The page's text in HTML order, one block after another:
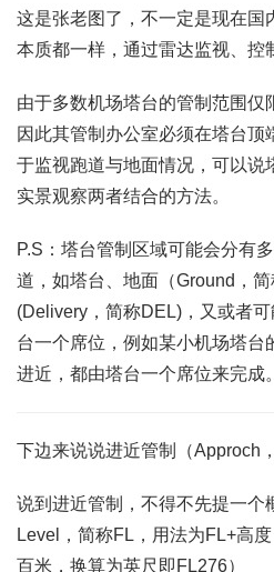
这是张老图了，不一定是现在国
本质都一样，通过雷达监视、控
由于多数机场塔台的管制范围仅
因此其管制办公室必须在塔台顶
于监视跑道与地面情况，可以说
实景观察两者结合的方法。
P.S：塔台管制区域可能会分有
道，如塔台、地面（Ground，
(Delivery，简称DEL)，又或者
台一个席位，例如某小机场塔台
进近，都由塔台一个席位来完成。
下边来说说进近管制（Approch
说到进近管制，不得不先提一个
Level，简称FL，用法为FL+高
百米，换算为英尺即FL276）